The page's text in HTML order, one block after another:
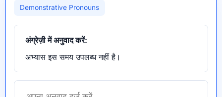
Demonstrative Pronouns
अंग्रेज़ी में अनुवाद करें:
अभ्यास इस समय उपलब्ध नहीं है।